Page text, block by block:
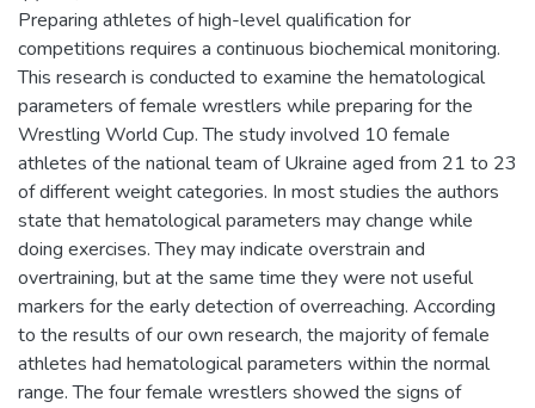
Preparing athletes of high-level qualification for
competitions requires a continuous biochemical monitoring.
This research is conducted to examine the hematological
parameters of female wrestlers while preparing for the
Wrestling World Cup. The study involved 10 female
athletes of the national team of Ukraine aged from 21 to 23
of different weight categories. In most studies the authors
state that hematological parameters may change while
doing exercises. They may indicate overstrain and
overtraining, but at the same time they were not useful
markers for the early detection of overreaching. According
to the results of our own research, the majority of female
athletes had hematological parameters within the normal
range. The four female wrestlers showed the signs of